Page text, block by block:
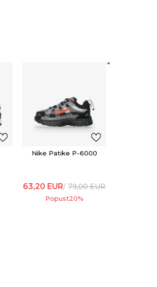
Nike Patike P-6000
63,20 EUR 79,00EUR
Popust20%